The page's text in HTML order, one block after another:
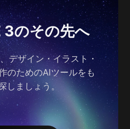
3のその先へ
デザイン・イラスト・
のためのAIツールをも
しましょう。